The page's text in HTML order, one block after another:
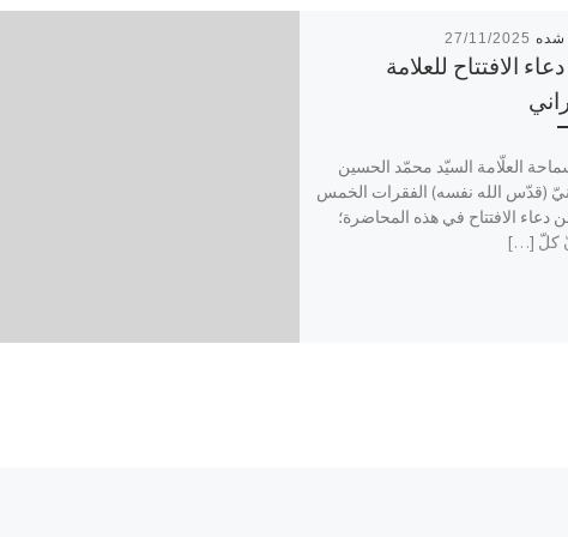
27/11/2025
الافتتاح للعلامة
العلّامة السيّد محمّد الحسين
(قدّس الله نفسه) الفقرات الخمس
دعاء الافتتاح في هذه المحاضرة؛
كلّ […]